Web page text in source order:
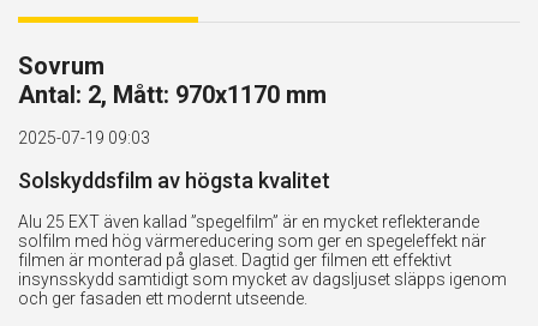
Sovrum
Antal: 2, Mått: 970x1170 mm
2025-07-19 09:03
Solskyddsfilm av högsta kvalitet
Alu 25 EXT även kallad ”spegelfilm” är en mycket reflekterande
solfilm med hög värmereducering som ger en spegeleffekt när
filmen är monterad på glaset. Dagtid ger filmen ett effektivt
insynsskydd samtidigt som mycket av dagsljuset släpps igenom
och ger fasaden ett modernt utseende.